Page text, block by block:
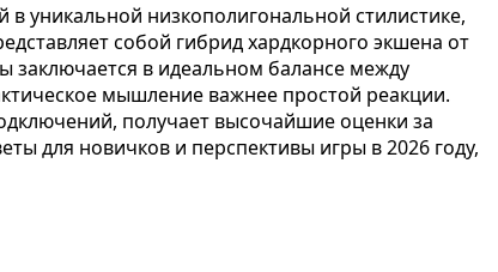
уникальной низкополигональной стилистике,
собой гибрид хардкорного экшена от
заключается в идеальном балансе между
мышление важнее простой реакции.
получает высочайшие оценки за
для новичков и перспективы игры в 2026 году,